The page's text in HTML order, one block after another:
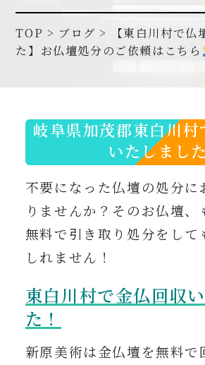
協力店募集について
受付時間：24時間受付 定休日
TOP > ブログ >
【東白川村で
た】お仏壇処分のご依頼はこちら
岐阜県加茂郡東白川村
いたしました
不要になった仏壇の処分に
りませんか？そのお仏壇、
無料で引き取り処分をして
しれません！
東白川村で金仏回収
た！
新原美術は金仏壇を無料で